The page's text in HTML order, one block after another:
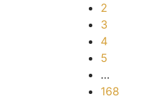
2
3
4
5
…
168